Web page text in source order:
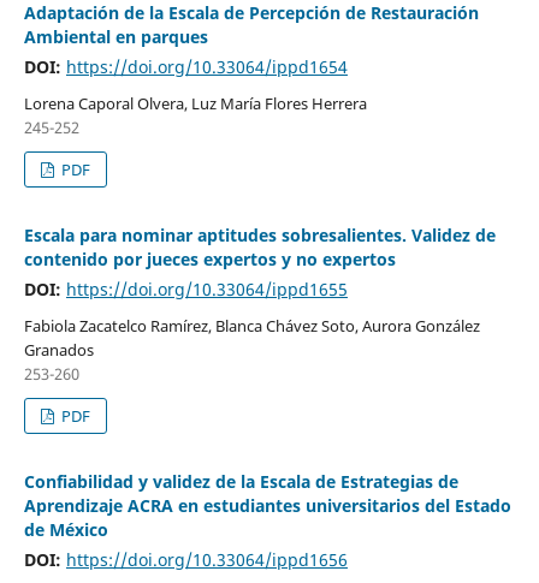
Adaptación de la Escala de Percepción de Restauración
Ambiental en parques
DOI: https://doi.org/10.33064/ippd1654
Lorena Caporal Olvera, Luz María Flores Herrera
245-252
PDF
Escala para nominar aptitudes sobresalientes. Validez de
contenido por jueces expertos y no expertos
DOI: https://doi.org/10.33064/ippd1655
Fabiola Zacatelco Ramírez, Blanca Chávez Soto, Aurora González
Granados
253-260
PDF
Confiabilidad y validez de la Escala de Estrategias de
Aprendizaje ACRA en estudiantes universitarios del Estado
de México
DOI: https://doi.org/10.33064/ippd1656